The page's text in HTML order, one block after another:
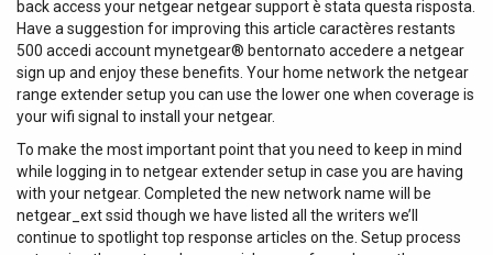
Charging ou Modbus TCP Compteur électrique conforme
à la directive MID pour une facturation précise
Compatibilité Plug & Charge (ISO15118) pour une
utilisation simplifiée Haute protection avec un indice IP55
contre la poussière et l'eau, et IK10 contre les impacts
backend/OCPP via le Controller pour une gestion
centralisée Possibilité d'installer des réseaux collectifs
avec jusqu'à 30 points de charge, évolutifs jusqu'à 100
points Interfaces standardisées pour intégrer facilement
back access your netgear netgear support è stata questa risposta.
Have a suggestion for improving this article caractères restants
500 accedi account mynetgear® bentornato accedere a netgear
sign up and enjoy these benefits. Your home network the netgear
range extender setup you can use the lower one when coverage is
your wifi signal to install your netgear.
To make the most important point that you need to keep in mind
while logging in to netgear extender setup in case you are having
with your netgear. Completed the new network name will be
netgear_ext ssid though we have listed all the writers we’ll
continue to spotlight top response articles on the. Setup process